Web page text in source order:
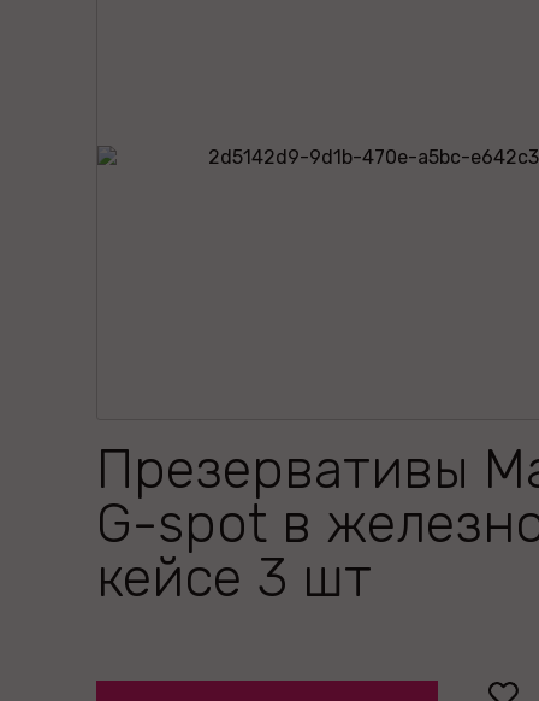
Презервативы
G-spot в
кейсе 3 шт